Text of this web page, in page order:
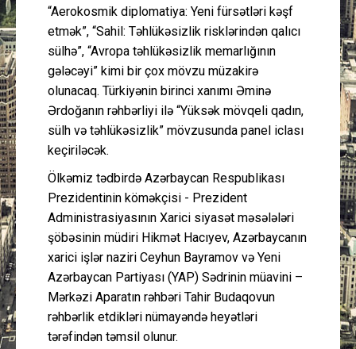
Əlaqə
“Aerokosmik diplomatiya: Yeni fürsətləri kəşf
etmək”, “Sahil: Təhlükəsizlik risklərindən qalıcı
sülhə”, “Avropa təhlükəsizlik memarlığının
gələcəyi” kimi bir çox mövzu müzakirə
olunacaq. Türkiyənin birinci xanımı Əminə
Ərdoğanın rəhbərliyi ilə “Yüksək mövqeli qadın,
sülh və təhlükəsizlik” mövzusunda panel iclası
keçiriləcək.
Ölkəmiz tədbirdə Azərbaycan Respublikası
Prezidentinin köməkçisi - Prezident
Administrasiyasının Xarici siyasət məsələləri
şöbəsinin müdiri Hikmət Hacıyev, Azərbaycanın
xarici işlər naziri Ceyhun Bayramov və Yeni
Azərbaycan Partiyası (YAP) Sədrinin müavini –
Mərkəzi Aparatın rəhbəri Tahir Budaqovun
rəhbərlik etdikləri nümayəndə heyətləri
tərəfindən təmsil olunur.